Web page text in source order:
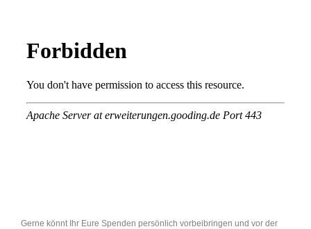
Gerne könnt Ihr Eure Spenden persönlich vorbeibringen und vor der